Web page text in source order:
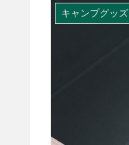
キャンプグッズ